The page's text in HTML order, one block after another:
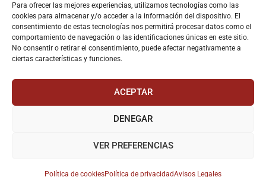
Para ofrecer las mejores experiencias, utilizamos tecnologías como las
cookies para almacenar y/o acceder a la información del dispositivo. El
consentimiento de estas tecnologías nos permitirá procesar datos como el
comportamiento de navegación o las identificaciones únicas en este sitio.
No consentir o retirar el consentimiento, puede afectar negativamente a
ciertas características y funciones.
ACEPTAR
DENEGAR
VER PREFERENCIAS
Política de cookiesPolítica de privacidadAvisos Legales
Reproductor
de
vídeo